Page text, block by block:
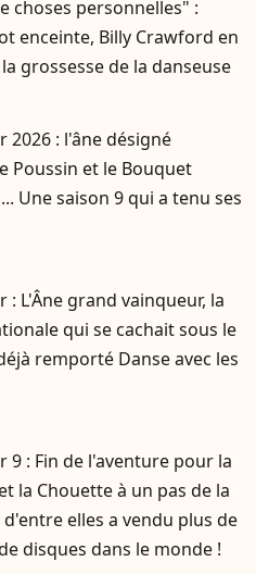
choses personnelles" :
enceinte, Billy Crawford en
grossesse de la danseuse
2026 : l'âne désigné
Poussin et le Bouquet
Une saison 9 qui a tenu ses
: L'Âne grand vainqueur, la
qui se cachait sous le
remporté Danse avec les
9 : Fin de l'aventure pour la
la Chouette à un pas de la
elles a vendu plus de
disques dans le monde !